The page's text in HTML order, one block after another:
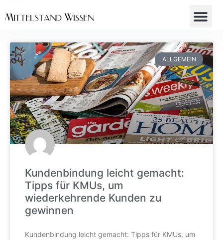
ALLGEMEIN
Kundenbindung leicht gemacht:
Tipps für KMUs, um
wiederkehrende Kunden zu
gewinnen
Kundenbindung leicht gemacht: Tipps für KMUs, um